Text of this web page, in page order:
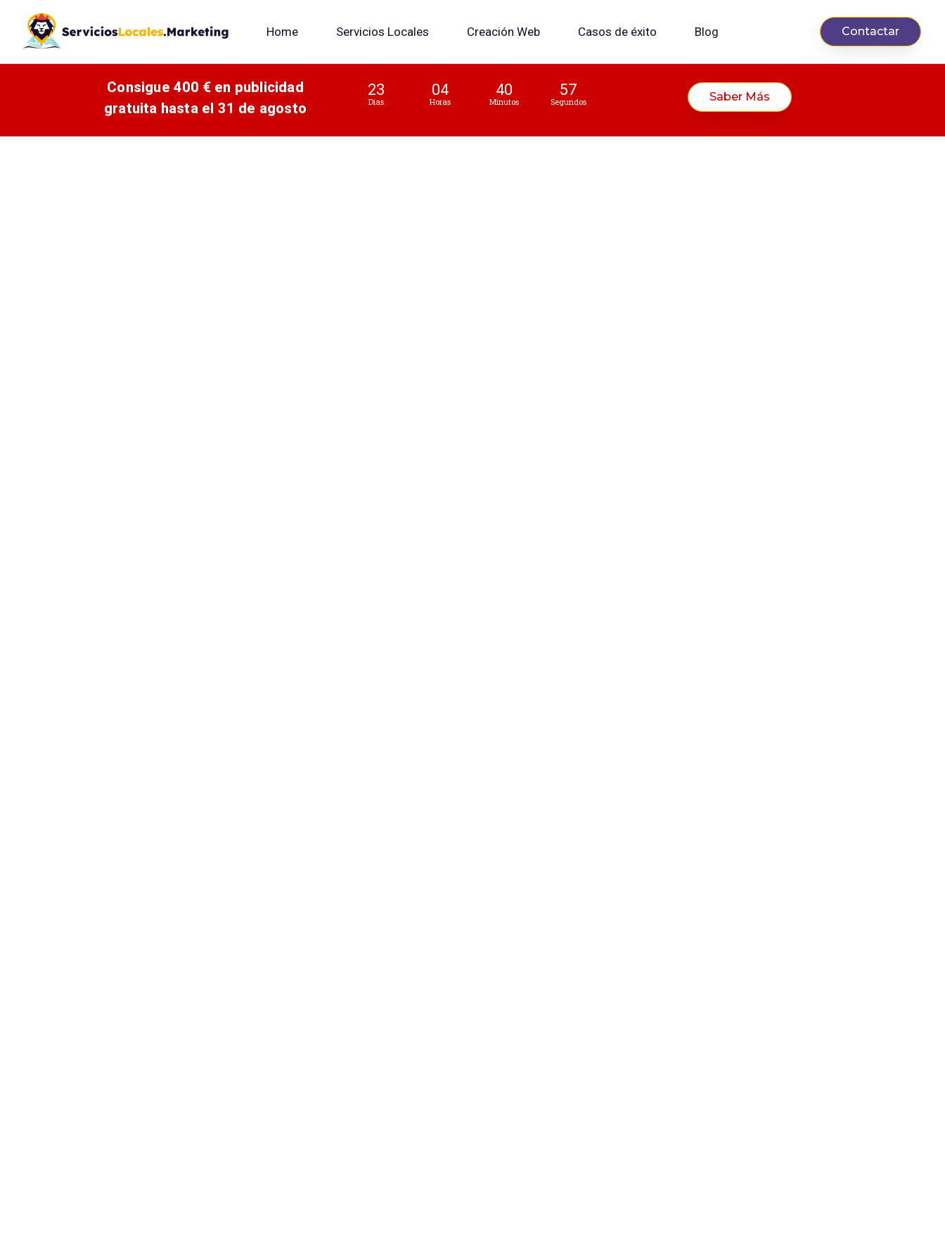
Home Servicios Locales Creación Web Casos de éxito Blog Contactar
Consigue 400 € en publicidad
gratuita hasta el 31 de agosto
23
Dias
04
Horas
40
Minutos
56
Segundos Saber Más